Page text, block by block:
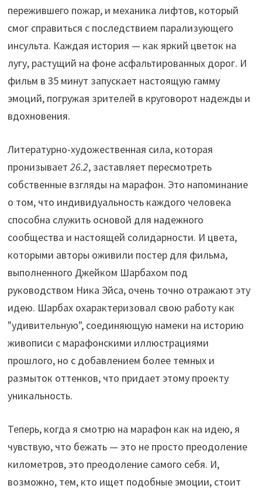
пережившего пожар, и механика лифтов, который
смог справиться с последствием парализующего
инсульта. Каждая история — как яркий цветок на
лугу, растущий на фоне асфальтированных дорог. И
фильм в 35 минут запускает настоящую гамму
эмоций, погружая зрителей в круговорот надежды и
вдохновения.
Литературно-художественная сила, которая
пронизывает26.2, заставляет пересмотреть
собственные взгляды на марафон. Это напоминание
о том, что индивидуальность каждого человека
способна служить основой для надежного
сообщества и настоящей солидарности. И цвета,
которыми авторы оживили постер для фильма,
выполненного Джейком Шарбахом под
руководством Ника Эйса, очень точно отражают эту
идею. Шарбах охарактеризовал свою работу как
"удивительную", соединяющую намеки на историю
живописи с марафонскими иллюстрациями
прошлого, но с добавлением более темных и
размыток оттенков, что придает этому проекту
уникальность.
Теперь, когда я смотрю на марафон как на идею, я
чувствую, что бежать — это не просто преодоление
километров, это преодоление самого себя. И,
возможно, тем, кто ищет подобные эмоции, стоит